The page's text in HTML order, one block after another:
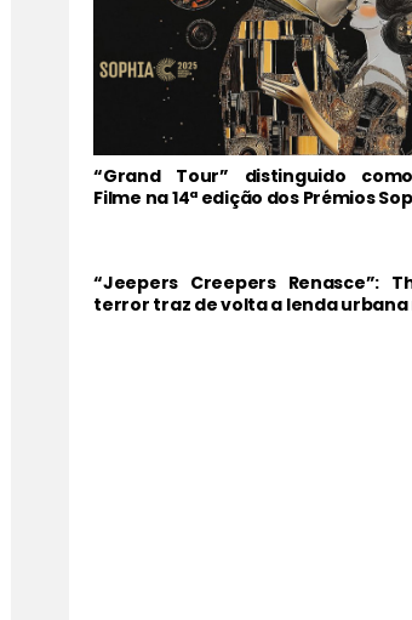
“Grand Tour” distinguido
Filme na 14ª edição dos Prémios
“Jeepers Creepers Renasce”:
terror traz de volta a lenda